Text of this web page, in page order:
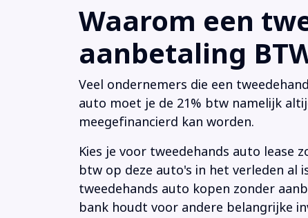
Waarom een
aanbetaling
Veel ondernemers die een
auto moet je de 21% btw namelijk
meegefinancierd kan worden.
Kies je voor tweedehands auto lease
btw op deze auto's in het verleden al
tweedehands auto kopen zonder
bank houdt voor andere belangrijke